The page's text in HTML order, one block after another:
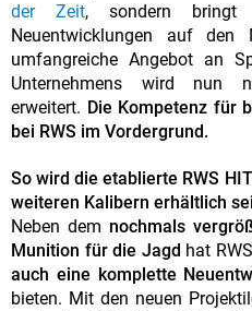
der Zeit, sondern bringt
Neuentwicklungen auf
umfangreiche Angebot an
Unternehmens wird nun
erweitert. Die Kompetenz für
bei RWS im Vordergrund.
So wird die etablierte RWS
weiteren Kalibern erhältlich
Neben dem nochmals
Munition für die Jagd hat
auch eine komplette
bieten. Mit den neuen